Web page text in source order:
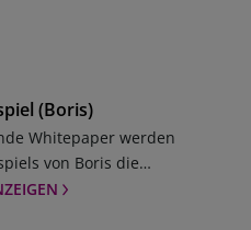
(Boris)
Whitepaper werden
von Boris die
der CELF-5 in der Praxis